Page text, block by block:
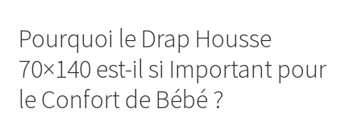
Pourquoi le Drap Housse
70×140 est-il si Important pour
le Confort de Bébé ?